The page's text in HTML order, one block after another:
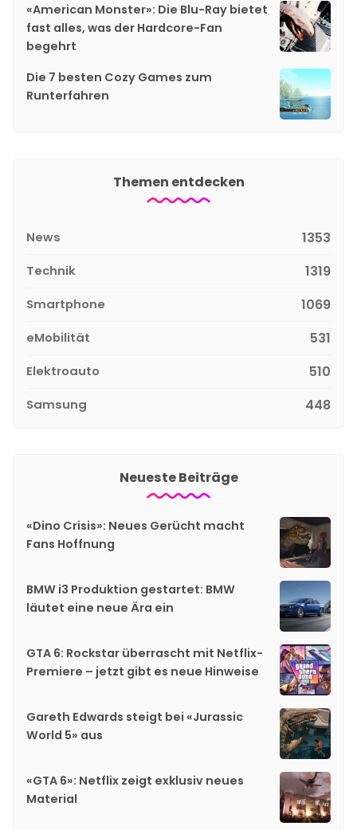
«American Monster»: Die Blu-Ray bietet
fast alles, was der Hardcore-Fan
begehrt
Die 7 besten Cozy Games zum
Runterfahren
Themen entdecken
News 1353
Technik 1319
Smartphone 1069
eMobilität 531
Elektroauto 510
Samsung 448
Neueste Beiträge
«Dino Crisis»: Neues Gerücht macht
Fans Hoffnung
BMW i3 Produktion gestartet: BMW
läutet eine neue Ära ein
GTA 6: Rockstar überrascht mit Netflix-
Premiere – jetzt gibt es neue Hinweise
Gareth Edwards steigt bei «Jurassic
World 5» aus
«GTA 6»: Netflix zeigt exklusiv neues
Material